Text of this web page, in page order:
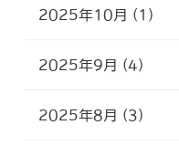
2025年10月 (1)
2025年9月 (4)
2025年8月 (3)